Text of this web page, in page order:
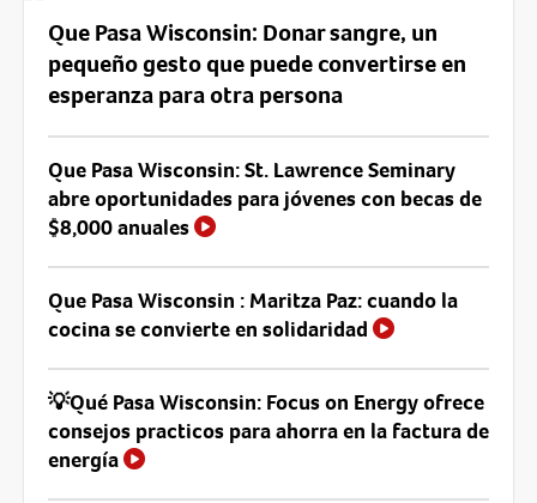
Que Pasa Wisconsin: Donar sangre, un
pequeño gesto que puede convertirse en
esperanza para otra persona
Que Pasa Wisconsin: St. Lawrence Seminary
abre oportunidades para jóvenes con becas de
$8,000 anuales
Que Pasa Wisconsin : Maritza Paz: cuando la
cocina se convierte en solidaridad
💡Qué Pasa Wisconsin: Focus on Energy ofrece
consejos practicos para ahorra en la factura de
energía